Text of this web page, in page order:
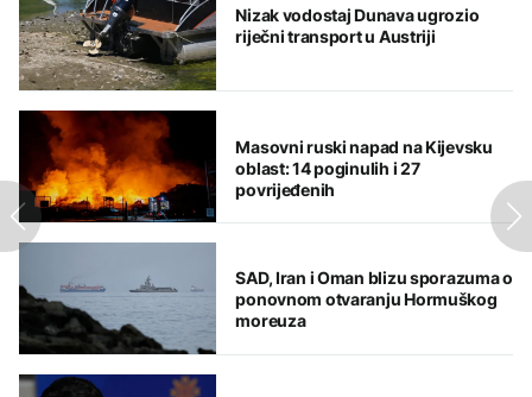
Nizak vodostaj Dunava ugrozio
riječni transport u Austriji
Masovni ruski napad na Kijevsku
oblast: 14 poginulih i 27
povrijeđenih
SAD, Iran i Oman blizu sporazuma o
ponovnom otvaranju Hormuškog
moreuza